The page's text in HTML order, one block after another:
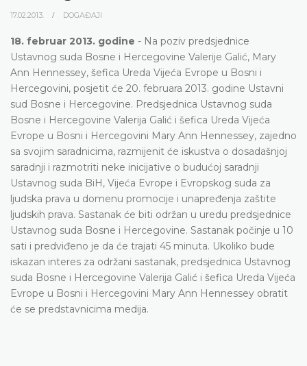
17.02.2013. DOGAĐAJI
18. februar 2013. godine - Na poziv predsjednice
Ustavnog suda Bosne i Hercegovine Valerije Galić, Mary
Ann Hennessey, šefica Ureda Vijeća Evrope u Bosni i
Hercegovini, posjetit će 20. februara 2013. godine Ustavni
sud Bosne i Hercegovine. Predsjednica Ustavnog suda
Bosne i Hercegovine Valerija Galić i šefica Ureda Vijeća
Evrope u Bosni i Hercegovini Mary Ann Hennessey, zajedno
sa svojim saradnicima, razmijenit će iskustva o dosadašnjoj
saradnji i razmotriti neke inicijative o budućoj saradnji
Ustavnog suda BiH, Vijeća Evrope i Evropskog suda za
ljudska prava u domenu promocije i unapređenja zaštite
ljudskih prava. Sastanak će biti održan u uredu predsjednice
Ustavnog suda Bosne i Hercegovine. Sastanak počinje u 10
sati i predviđeno je da će trajati 45 minuta. Ukoliko bude
iskazan interes za održani sastanak, predsjednica Ustavnog
suda Bosne i Hercegovine Valerija Galić i šefica Ureda Vijeća
Evrope u Bosni i Hercegovini Mary Ann Hennessey obratit
će se predstavnicima medija.